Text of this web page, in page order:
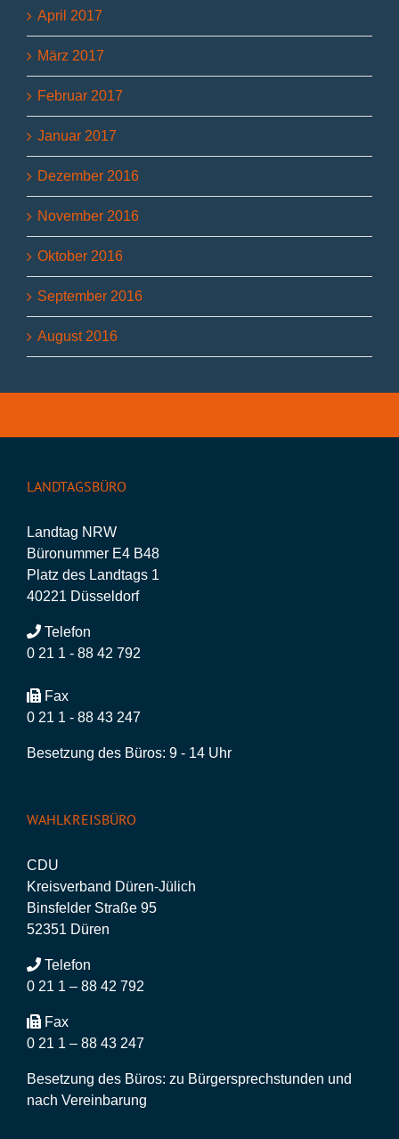
April 2017
März 2017
Februar 2017
Januar 2017
Dezember 2016
November 2016
Oktober 2016
September 2016
August 2016
LANDTAGSBÜRO
Landtag NRW
Büronummer E4 B48
Platz des Landtags 1
40221 Düsseldorf
Telefon
0 21 1 - 88 42 792
Fax
0 21 1 - 88 43 247
Besetzung des Büros: 9 - 14 Uhr
WAHLKREISBÜRO
CDU
Kreisverband Düren-Jülich
Binsfelder Straße 95
52351 Düren
Telefon
0 21 1 – 88 42 792
Fax
0 21 1 – 88 43 247
Besetzung des Büros: zu Bürgersprechstunden und
nach Vereinbarung